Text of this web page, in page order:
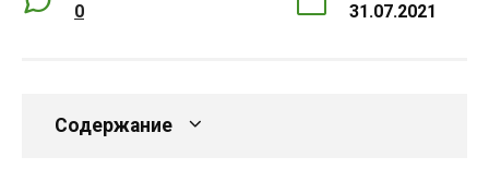
0 31.07.2021
Содержание